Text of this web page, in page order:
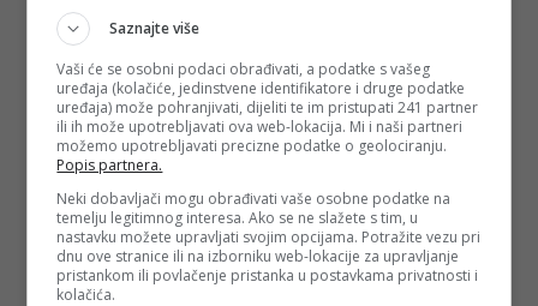
Saznajte više
Vaši će se osobni podaci obrađivati, a podatke s vašeg
uređaja (kolačiće, jedinstvene identifikatore i druge podatke
uređaja) može pohranjivati, dijeliti te im pristupati 241 partner
ili ih može upotrebljavati ova web-lokacija. Mi i naši partneri
možemo upotrebljavati precizne podatke o geolociranju.
Popis partnera.
Neki dobavljači mogu obrađivati vaše osobne podatke na
temelju legitimnog interesa. Ako se ne slažete s tim, u
nastavku možete upravljati svojim opcijama. Potražite vezu pri
dnu ove stranice ili na izborniku web-lokacije za upravljanje
pristankom ili povlačenje pristanka u postavkama privatnosti i
kolačića.